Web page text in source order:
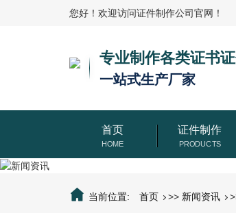
您好！欢迎访问证件制作公司官网！
专业制作各类证书
一站式生产厂家
首页 证件制作
当前位置: 首页 >> 新闻资讯